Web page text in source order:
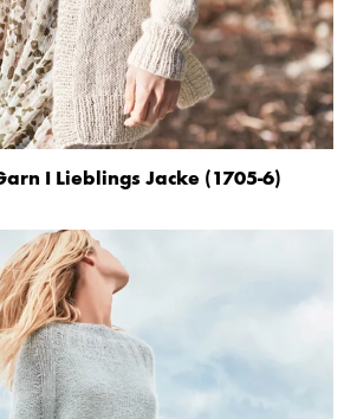
I Lieblings Jacke (1705-6)